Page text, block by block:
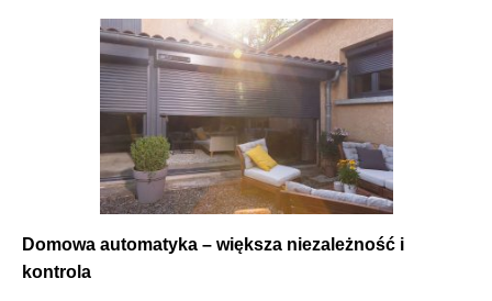
Domowa automatyka – większa niezależność i
kontrola